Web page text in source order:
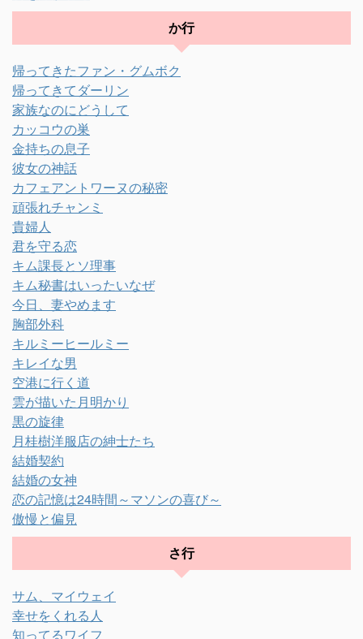
か行
帰ってきたファン・グムボク
帰ってきてダーリン
家族なのにどうして
カッコウの巣
金持ちの息子
彼女の神話
カフェアントワーヌの秘密
頑張れチャンミ
貴婦人
君を守る恋
キム課長とソ理事
キム秘書はいったいなぜ
今日、妻やめます
胸部外科
キルミーヒールミー
キレイな男
空港に行く道
雲が描いた月明かり
黒の旋律
月桂樹洋服店の紳士たち
結婚契約
結婚の女神
恋の記憶は24時間～マソンの喜び～
傲慢と偏見
さ行
サム、マイウェイ
幸せをくれる人
知ってるワイフ